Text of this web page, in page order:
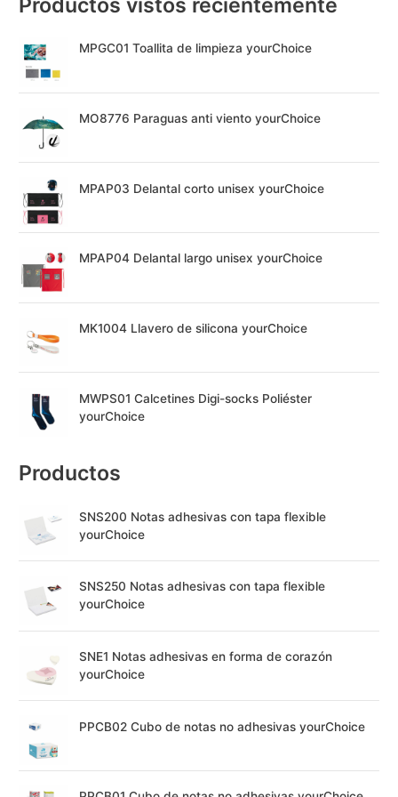
MPGC01 Toallita de limpieza yourChoice
MO8776 Paraguas anti viento yourChoice
MPAP03 Delantal corto unisex yourChoice
MPAP04 Delantal largo unisex yourChoice
MK1004 Llavero de silicona yourChoice
MWPS01 Calcetines Digi-socks Poliéster
yourChoice
Productos
SNS200 Notas adhesivas con tapa flexible
yourChoice
SNS250 Notas adhesivas con tapa flexible
yourChoice
SNE1 Notas adhesivas en forma de corazón
yourChoice
PPCB02 Cubo de notas no adhesivas yourChoice